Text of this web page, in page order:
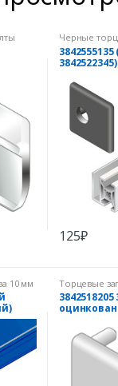
Черные
черная
125₽
10 мм Торцевые